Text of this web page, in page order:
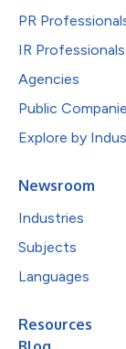
PR
IR Professionals
Agencies
Public
Explore by
Newsroom
Industries
Subjects
Languages
Resources